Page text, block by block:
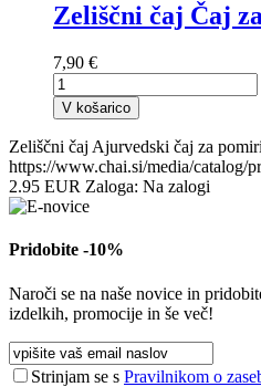
Zeliščni čaj Čaj
7,90 €
V košarico
Zeliščni čaj Ajurvedski čaj za
https://www.chai.si/media/catalog/
2.95 EUR Zaloga: Na zalogi
Pridobite -10%
Naroči se na naše novice in
izdelkih, promocije in še več!
Strinjam se s Pravilnikom o